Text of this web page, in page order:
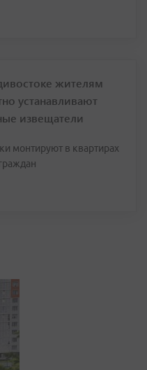
жителям
устанавливают
извещатели
монтируют в квартирах